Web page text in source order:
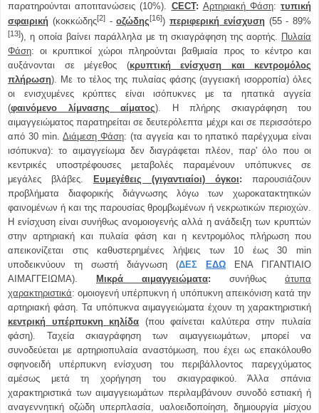
παρατηρούνται αποτιτανώσεις (10%). CECT: Αρτηριακή Φάση:τυπική
σφαιρική (κοκκώδης[2]-οζώδης[16]) περιφερική ενίσχυση(55 - 89%
[13]), η οποία βαίνει παράλληλα με τη σκιαγράφηση της αορτής. Πυλαία
Φάση: οι κρυπτικοί χώροι πληρούνται βαθμιαία προς το κέντρο και
αυξάνονται σε μέγεθος (κρυπτική ενίσχυση και κεντρομόλος
πλήρωση). Με το τέλος της πυλαίας φάσης (αγγειακή ισορροπία) όλες
οι ενισχυμένες κρύπτες είναι ισόπυκνες με τα ηπατικά αγγεία
(φαινόμενο λίμνασης αίματος). Η πλήρης σκιαγράφηση του
αιμαγγειώματος παρατηρείται σε δευτερόλεπτα μέχρι και σε περισσότερο
από 30 min.Διάμεση Φάση: (τα αγγεία και το ηπατικό παρέγχυμα είναι
ισόπυκνα): το αιμαγγείωμα δεν διαγράφεται πλέον, παρ' όλο που οι
κεντρικές υποστρέφουσες μεταβολές παραμένουν υπόπυκνες σε
μεγάλες βλάβες. Eυμεγέθεις (γιγαντιαίοι) όγκοι: παρουσιάζουν
προβλήματα διαφορικής διάγνωσης λόγω των χωροκατακτητικών
φαινομένων ή και της παρουσίας θρομβωμένων ή νεκρωτικών περιοχών.
Η ενίσχυση είναι συνήθως ανομοιογενής αλλά η ανάδειξη των κρυπτών
στην αρτηριακή και πυλαία φάση και η κεντρομόλος πλήρωση που
απεικονίζεται στις καθυστερημένες λήψεις των 10 έως 30 min
υποδεικνύουν τη σωστή διάγνωση (ΔΕΣ ΕΔΩ ΕΝΑ ΓΙΓΑΝΤΙΑΙΟ
ΑΙΜΑΓΓΕΙΩΜΑ). Μικρά αιμαγγειώματα: συνήθως άτυπα
χαρακτηριστικά: ομοιογενή υπέρπυκνη ή υπόπυκνη απεικόνιση κατά την
αρτηριακή φάση. Τα υπόπυκνα αιμαγγειώματα έχουν τη χαρακτηριστική
κεντρική υπέρπυκνη κηλίδα (που φαίνεται καλύτερα στην πυλαία
φάση). Ταχεία σκιαγράφηση των αιμαγγειωμάτων, μπορεί να
συνοδεύεται με αρτηριοπυλαία αναστόμωση, που έχει ως επακόλουθο
σφηνοειδή υπέρπυκνη ενίσχυση του περιβάλλοντος παρεγχύματος
αμέσως μετά τη χορήγηση του σκιαγραφικού. Άλλα σπάνια
χαρακτηριστικά των αιμαγγειωμάτων περιλαμβάνουν συνοδό εστιακή ή
αναγεννητική οζώδη υπερπλασία, υαλοειδοποίηση, δημιουργία μίσχου